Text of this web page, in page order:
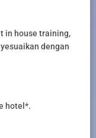
in house training,
dengan
hotel*.